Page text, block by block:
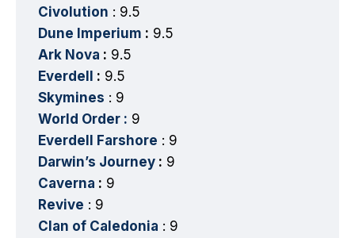
Civolution : 9.5
Dune Imperium : 9.5
Ark Nova : 9.5
Everdell : 9.5
Skymines : 9
World Order : 9
Everdell Farshore : 9
Darwin’s Journey : 9
Caverna : 9
Revive : 9
Clan of Caledonia : 9